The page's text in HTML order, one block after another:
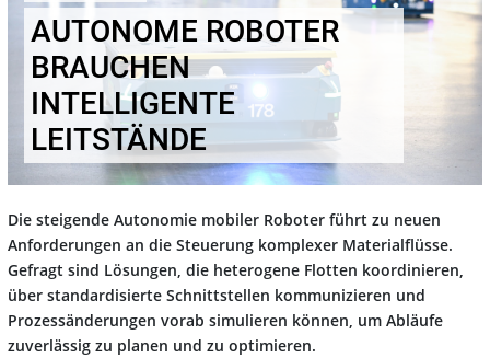
AUTONOME ROBOTER
BRAUCHEN
INTELLIGENTE
LEITSTÄNDE
Die steigende Autonomie mobiler Roboter führt zu neuen
Anforderungen an die Steuerung komplexer Materialflüsse.
Gefragt sind Lösungen, die heterogene Flotten koordinieren,
über standardisierte Schnittstellen kommunizieren und
Prozessänderungen vorab simulieren können, um Abläufe
zuverlässig zu planen und zu optimieren.